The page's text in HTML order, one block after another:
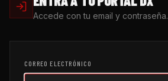
Accede con tu email y contraseña.
CORREO ELECTRÓNICO